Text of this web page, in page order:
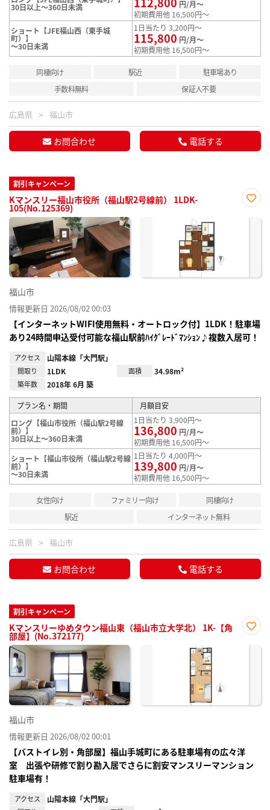
30日以上～360日未満
円/月～
初期費用他 16,500円～
ショート【JFE福山西（東手城
町）】
～30日未満
1日当たり 3,200円～
115,800 円/月～
初期費用他 16,500円～
同棲向け 駅近
駐車場あり
手数料無料
保証人不要
広島県 福山市
お問合わせ 電話する
割引キャンペーン
Kマンスリー福山市役所（福山駅2号線前） 1LDK-
105(No.125369)
に入
福山市
情報更新日 2026/08/02 00:03
【インターネットWIFI使用無料・オートロック付】1LDK！駐車場
あり24時間申込受付可能な福山駅前ﾊｲｸﾞﾚｰﾄﾞﾏﾝｼｮﾝ♪複数入居可！
アクセス 山陽本線「大門駅」
間取り 1LDK 面積 34.98m²
築年数 2018年 6月 築
プラン名・期間
月額目安
ロング【福山市役所（福山駅2号線
前）】
30日以上～360日未満
1日当たり 3,900円～
136,800 円/月～
初期費用他 16,500円～
ショート【福山市役所（福山駅2号線
前）】
～30日未満
1日当たり 4,000円～
139,800 円/月～
初期費用他 16,500円～
女性向け ファミリー向け
同棲向け
駅近
インターネット無料
広島県 福山市
お問合わせ 電話する
割引キャンペーン
Kマンスリーゆめタウン福山東（福山市立大学北） 1K-【角
部屋】(No.372177)
に入
福山市
情報更新日 2026/08/02 00:01
【バストイレ別・角部屋】福山手城町にある駐車場有の広々洋
室 出張や研修で割り勘入居でさらに割安マンスリーマンション
駐車場有！
アクセス 山陽本線「大門駅」